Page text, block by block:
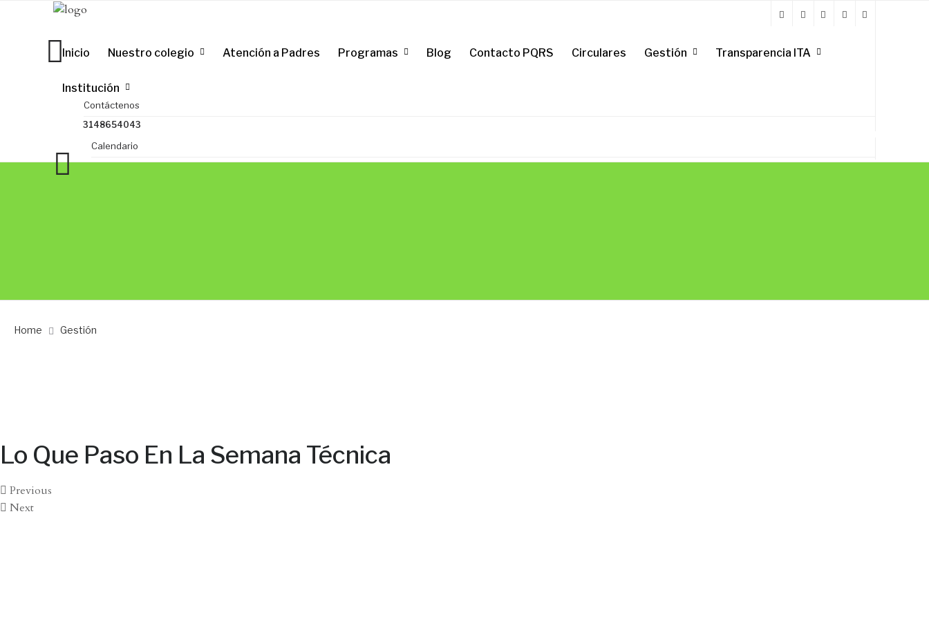
Inicio Nuestro colegio Atención a Padres Programas Blog Contacto PQRS Circulares Gestión Transparencia ITA
Institución
Contáctenos
3148654043
Calendario
Home Gestión
Lo Que Paso En La Semana Técnica
Previous
Next